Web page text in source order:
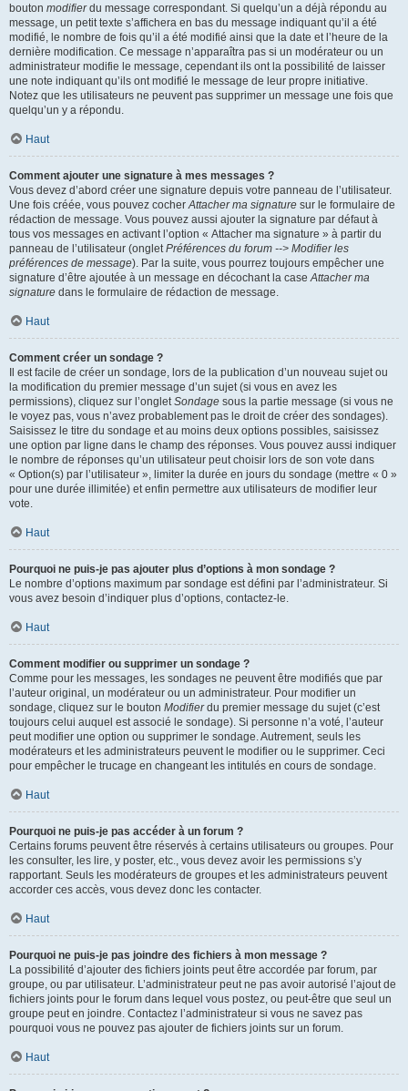
bouton modifierdu message correspondant. Si quelqu’un a déjà répondu au
message, un petit texte s’affichera en bas du message indiquant qu’il a été
modifié, le nombre de fois qu’il a été modifié ainsi que la date et l’heure de la
dernière modification. Ce message n’apparaîtra pas si un modérateur ou un
administrateur modifie le message, cependant ils ont la possibilité de laisser
une note indiquant qu’ils ont modifié le message de leur propre initiative.
Notez que les utilisateurs ne peuvent pas supprimer un message une fois que
quelqu’un y a répondu.
Haut
Comment ajouter une signature à mes messages ?
Vous devez d’abord créer une signature depuis votre panneau de l’utilisateur.
Une fois créée, vous pouvez cocherAttacher ma signature sur le formulaire de
rédaction de message. Vous pouvez aussi ajouter la signature par défaut à
tous vos messages en activant l’option « Attacher ma signature » à partir du
panneau de l’utilisateur (ongletPréférences du forum --> Modifier les
préférences de message). Par la suite, vous pourrez toujours empêcher une
signature d’être ajoutée à un message en décochant la caseAttacher ma
signature dans le formulaire de rédaction de message.
Haut
Comment créer un sondage ?
Il est facile de créer un sondage, lors de la publication d’un nouveau sujet ou
la modification du premier message d’un sujet (si vous en avez les
permissions), cliquez sur l’ongletSondage sous la partie message (si vous ne
le voyez pas, vous n’avez probablement pas le droit de créer des sondages).
Saisissez le titre du sondage et au moins deux options possibles, saisissez
une option par ligne dans le champ des réponses. Vous pouvez aussi indiquer
le nombre de réponses qu’un utilisateur peut choisir lors de son vote dans
« Option(s) par l’utilisateur », limiter la durée en jours du sondage (mettre « 0 »
pour une durée illimitée) et enfin permettre aux utilisateurs de modifier leur
vote.
Haut
Pourquoi ne puis-je pas ajouter plus d’options à mon sondage ?
Le nombre d’options maximum par sondage est défini par l’administrateur. Si
vous avez besoin d’indiquer plus d’options, contactez-le.
Haut
Comment modifier ou supprimer un sondage ?
Comme pour les messages, les sondages ne peuvent être modifiés que par
l’auteur original, un modérateur ou un administrateur. Pour modifier un
sondage, cliquez sur le bouton Modifierdu premier message du sujet (c’est
toujours celui auquel est associé le sondage). Si personne n’a voté, l’auteur
peut modifier une option ou supprimer le sondage. Autrement, seuls les
modérateurs et les administrateurs peuvent le modifier ou le supprimer. Ceci
pour empêcher le trucage en changeant les intitulés en cours de sondage.
Haut
Pourquoi ne puis-je pas accéder à un forum ?
Certains forums peuvent être réservés à certains utilisateurs ou groupes. Pour
les consulter, les lire, y poster, etc., vous devez avoir les permissions s’y
rapportant. Seuls les modérateurs de groupes et les administrateurs peuvent
accorder ces accès, vous devez donc les contacter.
Haut
Pourquoi ne puis-je pas joindre des fichiers à mon message ?
La possibilité d’ajouter des fichiers joints peut être accordée par forum, par
groupe, ou par utilisateur. L’administrateur peut ne pas avoir autorisé l’ajout de
fichiers joints pour le forum dans lequel vous postez, ou peut-être que seul un
groupe peut en joindre. Contactez l’administrateur si vous ne savez pas
pourquoi vous ne pouvez pas ajouter de fichiers joints sur un forum.
Haut